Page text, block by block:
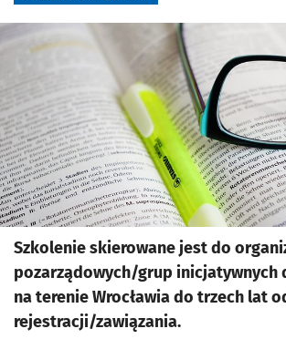
Kliknij, aby powiększyć
Szkolenie skierowane jest do
pozarządowych/grup inicjatywnych
na terenie Wrocławia do trzech lat
rejestracji/zawiązania.